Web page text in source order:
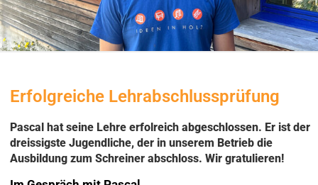
Erfolgreiche Lehrabschlussprüfung
Pascal hat seine Lehre erfolreich abgeschlossen. Er ist der
dreissigste Jugendliche, der in unserem Betrieb die
Ausbildung zum Schreiner abschloss. Wir gratulieren!